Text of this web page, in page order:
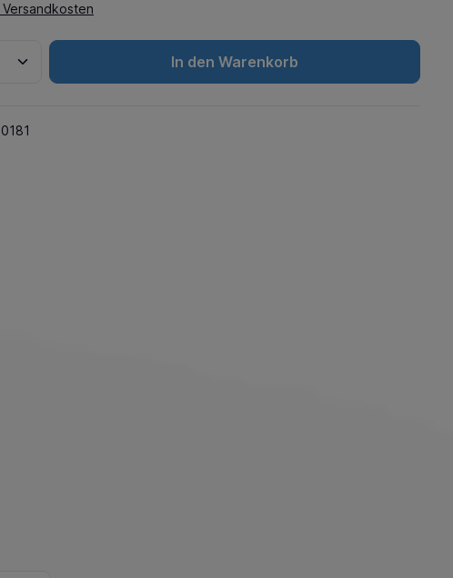
In den Warenkorb